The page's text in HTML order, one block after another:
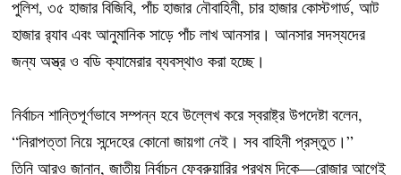
পুলিশ, ৩৫ হাজার বিজিবি, পাঁচ হাজার নৌবাহিনী, চার হাজার কোস্টগার্ড, আট
হাজার র‍্যাব এবং আনুমানিক সাড়ে পাঁচ লাখ আনসার। আনসার সদস্যদের
জন্য অস্ত্র ও বডি ক্যামেরার ব্যবস্থাও করা হচ্ছে।
নির্বাচন শান্তিপূর্ণভাবে সম্পন্ন হবে উল্লেখ করে স্বরাষ্ট্র উপদেষ্টা বলেন,
“নিরাপত্তা নিয়ে সন্দেহের কোনো জায়গা নেই। সব বাহিনী প্রস্তুত।”
তিনি আরও জানান, জাতীয় নির্বাচন ফেব্রুয়ারির প্রথম দিকে—রোজার আগেই